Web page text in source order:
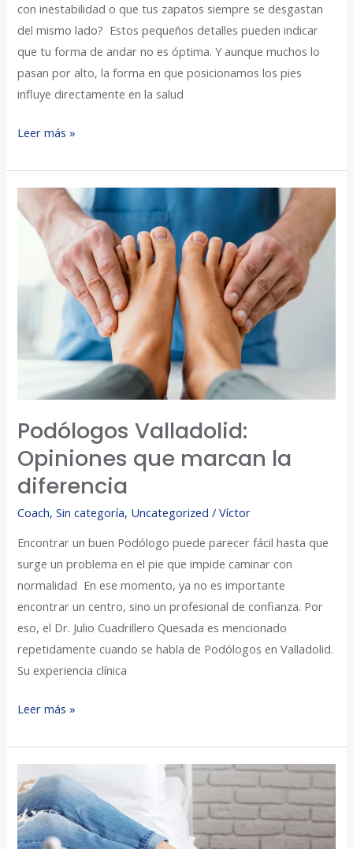
con inestabilidad o que tus zapatos siempre se desgastan
del mismo lado? Estos pequeños detalles pueden indicar
que tu forma de andar no es óptima. Y aunque muchos lo
pasan por alto, la forma en que posicionamos los pies
influye directamente en la salud
Leer más »
Podólogos Valladolid:
Opiniones que marcan la
diferencia
Coach,Sin categoría, Uncategorized /Víctor
Encontrar un buen Podólogo puede parecer fácil hasta que
surge un problema en el pie que impide caminar con
normalidad En ese momento, ya no es importante
encontrar un centro, sino un profesional de confianza. Por
eso, el Dr. Julio Cuadrillero Quesada es mencionado
repetidamente cuando se habla de Podólogos en Valladolid.
Su experiencia clínica
Podólogos
Valladolid:
Opiniones
marcan
Leer más »
Cirugía
del
Juanete
en